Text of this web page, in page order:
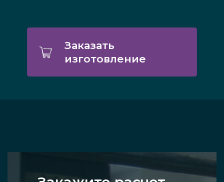
Заказать
изготовление